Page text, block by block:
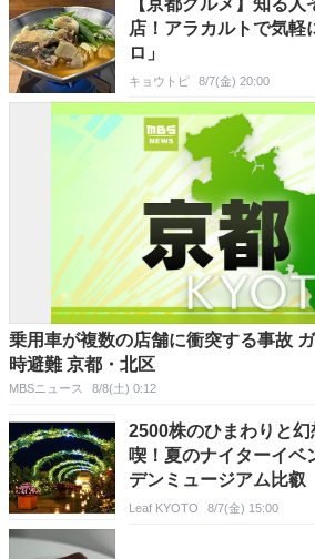
店！アラカルトで気軽
ロ」
キョウトピ 8/7(金) 20:00
乗用車が複数の店舗に衝突する事故
時避難 京都・北区
MBSニュース 8/8(土) 0:12
2500株のひまわりと
喫！夏のナイターイベ
デンミュージアム比叡
Leaf KYOTO 8/7(金) 15:00